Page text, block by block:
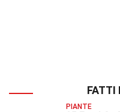
FATTI
PIANTE